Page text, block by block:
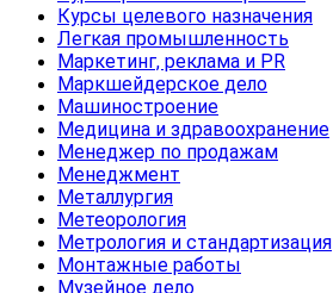
Курсы целевого назначения
Легкая промышленность
Маркетинг, реклама и PR
Маркшейдерское дело
Машиностроение
Медицина и здравоохранение
Менеджер по продажам
Менеджмент
Металлургия
Метеорология
Метрология и стандартизация
Монтажные работы
Музейное дело